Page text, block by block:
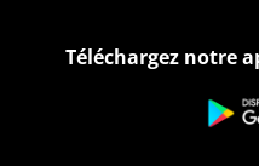
Téléchargez notre